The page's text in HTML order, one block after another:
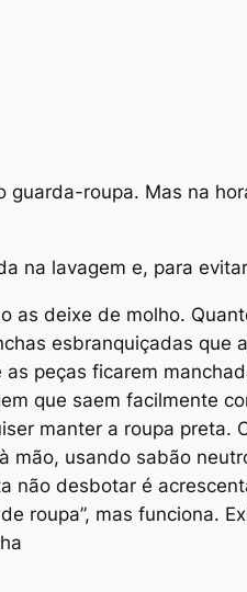
guarda-roupa. Mas na
na lavagem e, para
as deixe de molho.
esbranquiçadas
peças ficarem
que saem facilmente
manter a roupa
mão, usando sabão
não desbotar é
roupa”, mas funciona.